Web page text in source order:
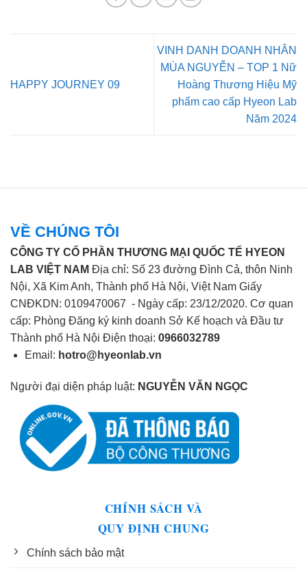
HAPPY JOURNEY 09
VINH DANH DOANH NHÂN
MÙA NGUYỄN – TOP 1 Nữ
Hoàng Thương Hiệu Mỹ
phẩm cao cấp Hyeon Lab
Năm 2024
VỀ CHÚNG TÔI
CÔNG TY CỔ PHẦN THƯƠNG MẠI QUỐC TẾ HYEON
LAB VIỆT NAM Địa chỉ: Số 23 đường Đình Cả, thôn Ninh
Nội, Xã Kim Anh, Thành phố Hà Nội, Việt Nam Giấy
CNĐKDN: 0109470067 - Ngày cấp: 23/12/2020. Cơ quan
cấp: Phòng Đăng ký kinh doanh Sở Kế hoạch và Đầu tư
Thành phố Hà Nội Điện thoại: 0966032789
Email: hotro@hyeonlab.vn
Người đại diện pháp luật: NGUYỄN VĂN NGỌC
CHÍNH SÁCH VÀ
QUY ĐỊNH CHUNG
Chính sách bảo mật